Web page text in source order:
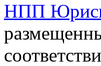
НПП